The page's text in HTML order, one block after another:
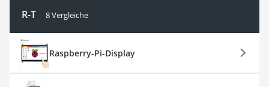
R-T 8 Vergleiche
Raspberry-Pi-Display